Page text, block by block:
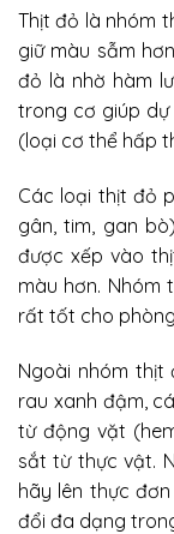
Thịt đỏ là nhóm
giữ màu sẫm
đỏ là nhờ hàm
trong cơ giúp
(loại cơ thể hấp
Các loại thịt đỏ
gân, tim, gan
được xếp vào
màu hơn. Nhóm
rất tốt cho
Ngoài nhóm thịt
rau xanh đậm,
từ động vặt
sắt từ thực vật.
hãy lên thực
đổi đa dạng